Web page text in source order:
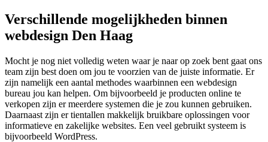
Verschillende mogelijkheden binnen
webdesign Den Haag
Mocht je nog niet volledig weten waar je naar op zoek bent gaat ons
team zijn best doen om jou te voorzien van de juiste informatie. Er
zijn namelijk een aantal methodes waarbinnen een webdesign
bureau jou kan helpen. Om bijvoorbeeld je producten online te
verkopen zijn er meerdere systemen die je zou kunnen gebruiken.
Daarnaast zijn er tientallen makkelijk bruikbare oplossingen voor
informatieve en zakelijke websites. Een veel gebruikt systeem is
bijvoorbeeld WordPress.